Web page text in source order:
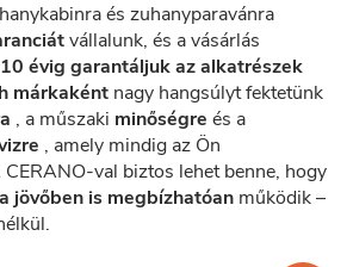
és zuhanyparavánra
vállalunk, és a vásárlás
10 évig garantáljuk az alkatrészek
márkaként nagy hangsúlyt fektetünk
, a műszaki minőségre és a
, amely mindig az Ön
val biztos lehet benne, hogy
jövőben is megbízhatóan működik –